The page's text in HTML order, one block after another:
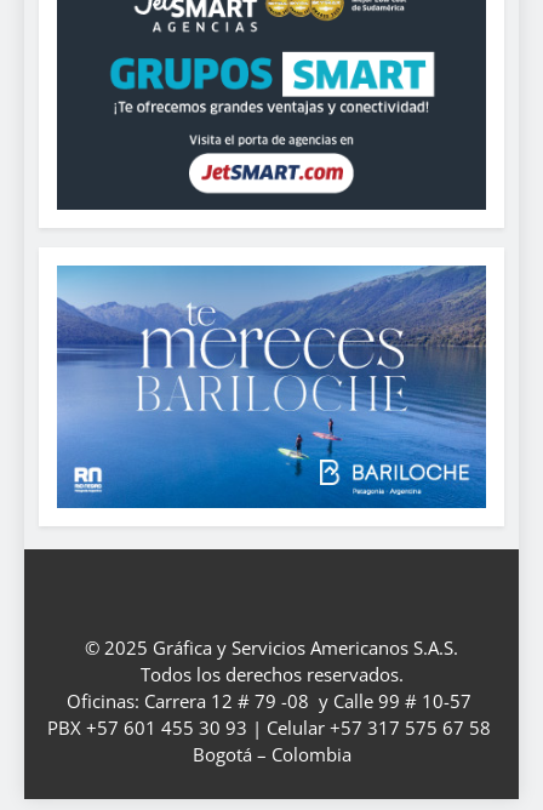
© 2025 Gráfica y Servicios Americanos S.A.S.
Todos los derechos reservados.
Oficinas: Carrera 12 # 79 -08 y Calle 99 # 10-57
PBX +57 601 455 30 93 | Celular +57 317 575 67 58
Bogotá – Colombia